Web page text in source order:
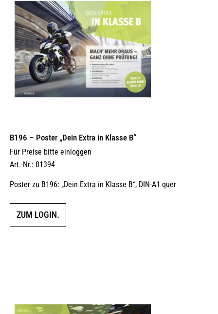
B196 – Poster „Dein Extra in Klasse B“
Für Preise bitte einloggen
Art.-Nr.: 81394
Poster zu B196: „Dein Extra in Klasse B“, DIN-A1 quer
ZUM LOGIN.